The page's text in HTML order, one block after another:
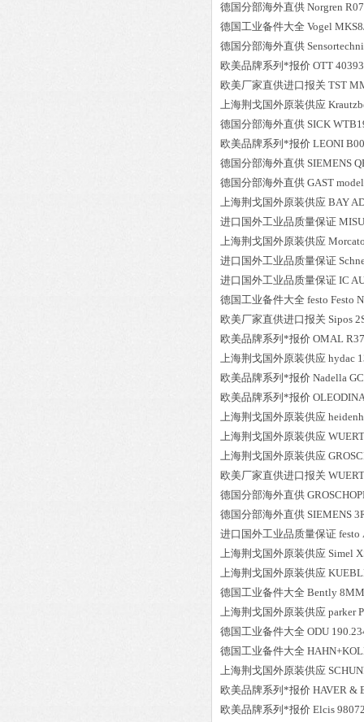
德国分部海外直供 Norgren
德国工业备件大全 Vogel
德国分部海外直供
欧美品牌系列*报价 OTT
欧美厂家直供进口报关 TST
上海荆戈国外原装供应
德国分部海外直供 SICK
欧美品牌系列*报价 LEONI
德国分部海外直供 SIEMENS
德国分部海外直供 GAST
上海荆戈国外原装供应 BAY
进口国外工业品质量保证
上海荆戈国外原装供应
进口国外工业品质量保证
进口国外工业品质量保证 IC
德国工业备件大全 festo Festo
欧美厂家直供进口报关 Sipos
欧美品牌系列*报价 OMAL
上海荆戈国外原装供应 hydac
欧美品牌系列*报价 Nadella
欧美品牌系列*报价
上海荆戈国外原装供应
上海荆戈国外原装供应
上海荆戈国外原装供应
欧美厂家直供进口报关
德国分部海外直供
德国分部海外直供 SIEMENS
进口国外工业品质量保证 festo
上海荆戈国外原装供应 Simel
上海荆戈国外原装供应
德国工业备件大全 Bently
上海荆戈国外原装供应 parker
德国工业备件大全 ODU
德国工业备件大全
上海荆戈国外原装供应
欧美品牌系列*报价 HAVER &
欧美品牌系列*报价 Elcis